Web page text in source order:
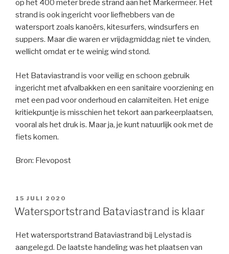
op het 400 meter brede strand aan het Markermeer. Het
strand is ook ingericht voor liefhebbers van de
watersport zoals kanoërs, kitesurfers, windsurfers en
suppers. Maar die waren er vrijdagmiddag niet te vinden,
wellicht omdat er te weinig wind stond.
Het Bataviastrand is voor veilig en schoon gebruik
ingericht met afvalbakken en een sanitaire voorziening en
met een pad voor onderhoud en calamiteiten. Het enige
kritiekpuntje is misschien het tekort aan parkeerplaatsen,
vooral als het druk is. Maar ja, je kunt natuurlijk ook met de
fiets komen.
Bron: Flevopost
GEPLAATST
OP
15 JULI 2020
Watersportstrand Bataviastrand is klaar
Het watersportstrand Bataviastrand bij Lelystad is
aangelegd. De laatste handeling was het plaatsen van